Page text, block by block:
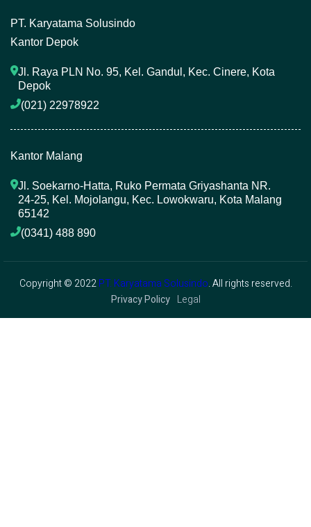
PT. Karyatama Solusindo
Kantor Depok
Jl. Raya PLN No. 95, Kel. Gandul, Kec. Cinere, Kota
Depok
(021) 22978922
Kantor Malang
Jl. Soekarno-Hatta, Ruko Permata Griyashanta NR.
24-25, Kel. Mojolangu, Kec. Lowokwaru, Kota Malang
65142
(0341) 488 890
Copyright © 2022PT. Karyatama Solusindo. All rights reserved.
Privacy Policy Legal